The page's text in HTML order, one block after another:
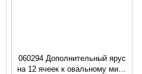
060294 Дополнительный ярус
на 12 ячеек к овальному мини